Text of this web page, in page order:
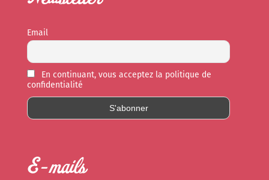
Email
En continuant, vous acceptez la politique de
confidentialité
E-mails